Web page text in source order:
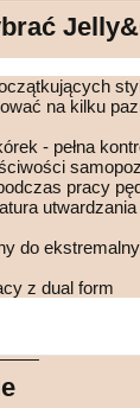
na kilku
- pełna
pracy
do
z dual form